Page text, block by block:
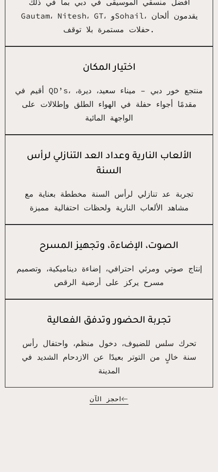
Gautam، Nitesh، GT، وSohail، يقدمون ألحان
حفلات مستمرة بلا توقف.
اختيار المكان
أقيم في QD’s، منتجع خور دبي – ميناء سعيد، ديرة،
مقدمًا أجواء حفلة في الهواء الطلق وإطلالات على
الواجهة المائية
الألعاب النارية وعداد العد التنازلي لرأس
السنة
تجربة عد تنازلي لرأس السنة مخططة بعناية مع
مشاهد الألعاب النارية ولحظات احتفالية مميزة
الصوت، الإضاءة، وتجهيز المسرح
إنتاج صوتي ومرئي احترافي، إضاءة ديناميكية، وتصميم
مسرح يركز على أرضية الرقص
تجربة الحضور وتدفق الفعالية
تحرك سلس للضيوف، دخول منظم، واحتفال رأس
سنة خالٍ من التوتر بعيدًا عن الازدحام الشديد في
المدينة
احجز الآن